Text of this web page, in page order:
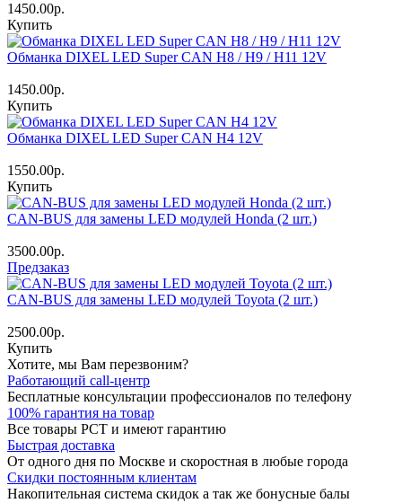
1450.00р.
Купить
Обманка DIXEL LED Super CAN H8 / H9 / H11 12V
1450.00р.
Купить
Обманка DIXEL LED Super CAN H4 12V
1550.00р.
Купить
CAN-BUS для замены LED модулей Honda (2 шт.)
3500.00р.
Предзаказ
CAN-BUS для замены LED модулей Toyota (2 шт.)
2500.00р.
Купить
Хотите, мы Вам перезвоним?
Работающий call-центр
Бесплатные консультации профессионалов по телефону
100% гарантия на товар
Все товары РСТ и имеют гарантию
Быстрая доставка
От одного дня по Москве и скоростная в любые города
Скидки постоянным клиентам
Накопительная система скидок а так же бонусные балы